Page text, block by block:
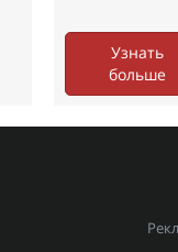
Узнать
больше